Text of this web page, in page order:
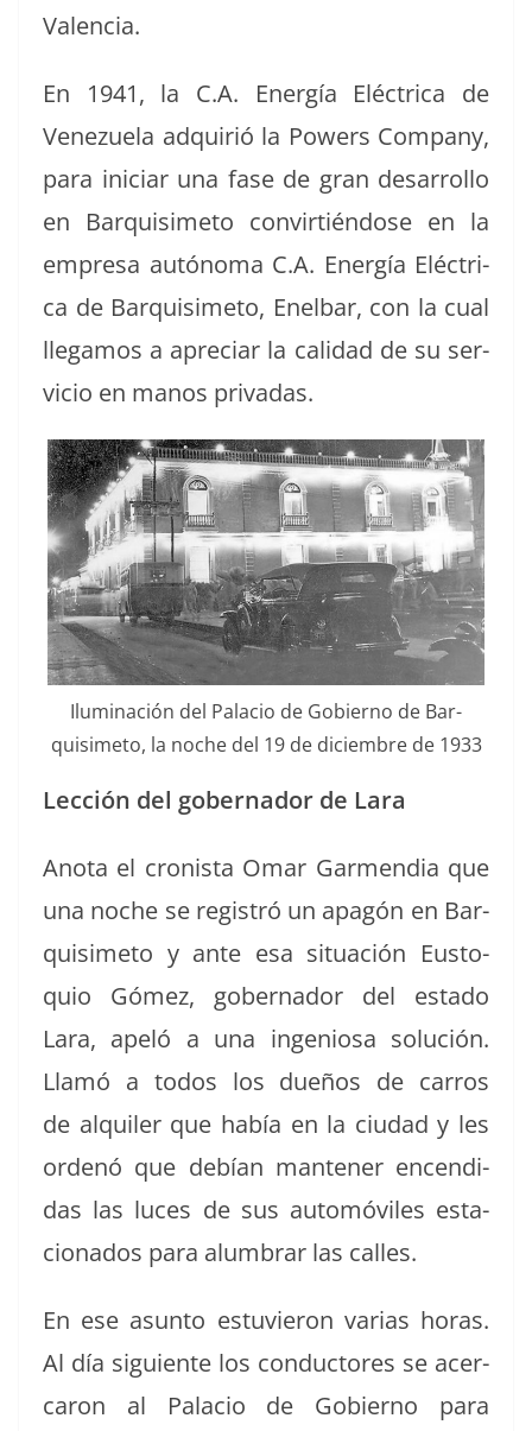
Valencia.
En 1941, la C.A. Energía Eléc­tri­ca de
Venezuela adquir­ió la Pow­ers Com­pa­ny,
para ini­ciar una fase de gran desar­rol­lo
en Bar­quisime­to con­vir­tién­dose en la
empre­sa autóno­ma C.A. Energía Eléc­tri­
ca de Bar­quisime­to, Enel­bar, con la cual
lleg­amos a apre­ciar la cal­i­dad de su ser­
vi­cio en manos privadas.
Ilu­mi­nación del Pala­cio de Gob­ier­no de Bar­
quisime­to, la noche del 19 de diciem­bre de 1933
Lec­ción del gob­er­nador de Lara
Ano­ta el cro­nista Omar Gar­men­dia que
una noche se reg­istró un apagón en Bar­
quisime­to y ante esa situación Eusto­
quio Gómez, gob­er­nador del esta­do
Lara, apeló a una inge­niosa solu­ción.
Llamó a todos los dueños de car­ros
de alquil­er que había en la ciu­dad y les
ordenó que debían man­ten­er encen­di­
das las luces de sus automóviles esta­
ciona­dos para alum­brar las calles.
En ese asun­to estu­vieron varias horas.
Al día sigu­iente los con­duc­tores se acer­
caron al Pala­cio de Gob­ier­no para